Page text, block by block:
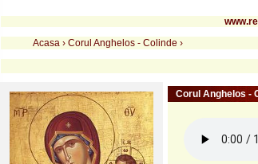
Acasa › Corul Anghelos - Colinde ›
Corul Anghelos -